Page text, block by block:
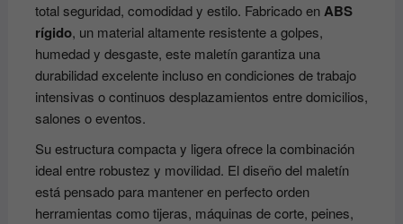
total seguridad, comodidad y estilo. Fabricado enABS
rígido, un material altamente resistente a golpes,
humedad y desgaste, este maletín garantiza una
durabilidad excelente incluso en condiciones de trabajo
intensivas o continuos desplazamientos entre domicilios,
salones o eventos.
Su estructura compacta y ligera ofrece la combinación
ideal entre robustez y movilidad. El diseño del maletín
está pensado para mantener en perfecto orden
herramientas como tijeras, máquinas de corte, peines,